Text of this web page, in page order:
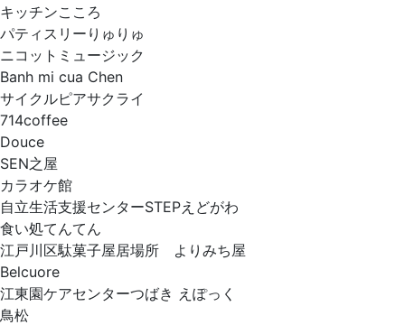
キッチンこころ
パティスリーりゅりゅ
ニコットミュージック
Banh mi cua Chen
サイクルピアサクライ
714coffee
Douce
SEN之屋
カラオケ館
自立生活支援センターSTEPえどがわ
食い処てんてん
江戸川区駄菓子屋居場所 よりみち屋
Belcuore
江東園ケアセンターつばき えぽっく
鳥松